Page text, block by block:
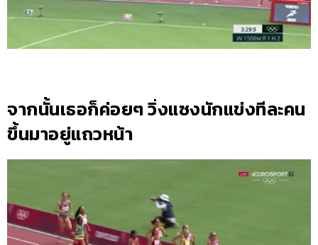
จากนั้นเธอก็ค่อยๆ วิ่งแซงนักแข่งทีละคน
ขึ้นมาอยู่แถวหน้า